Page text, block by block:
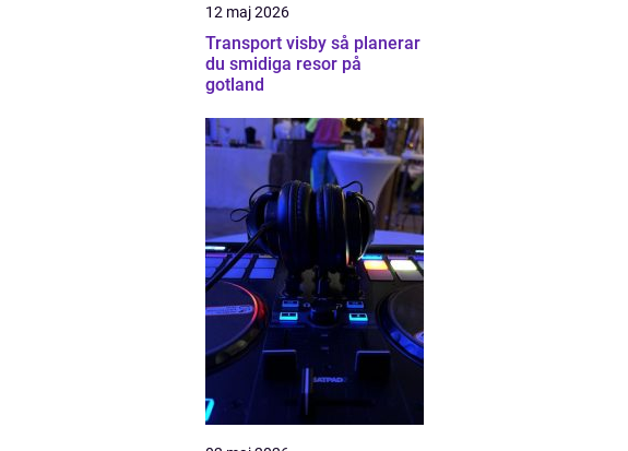
12 maj 2026
Transport visby så planerar
du smidiga resor på
gotland